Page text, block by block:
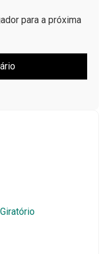
para a próxima